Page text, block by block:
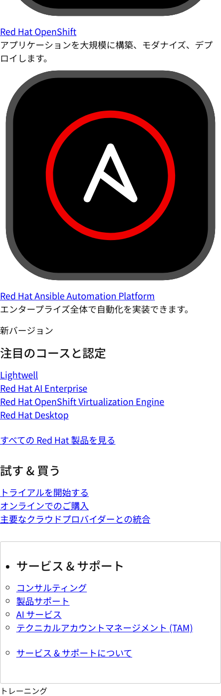
Red Hat OpenShift
アプリケーションを大規模に構築、モダナイズ、デプ
ロイします。
Red Hat Ansible Automation Platform
エンタープライズ全体で自動化を実装できます。
新バージョン
注目のコースと認定
Lightwell
Red Hat AI Enterprise
Red Hat OpenShift Virtualization Engine
Red Hat Desktop
すべての Red Hat 製品を見る
試す & 買う
トライアルを開始する
オンラインでのご購入
主要なクラウドプロバイダーとの統合
サービス & サポート
コンサルティング
製品サポート
AI サービス
テクニカルアカウントマネージメント (TAM)
サービス & サポートについて
トレーニング